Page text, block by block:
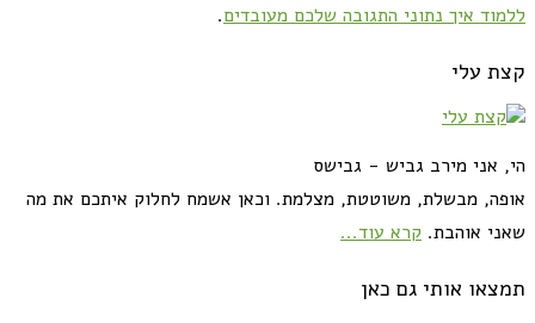
ללמוד איך נתוני התגובה שלכם מעובדים.
קצת עלי
הי, אני מירב גביש - גבישס
אופה, מבשלת, משוטטת, מצלמת. וכאן אשמח לחלוק איתכם את מה
שאני אוהבת. קרא עוד...
תמצאו אותי גם כאן